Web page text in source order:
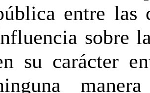
entre las
sobre
su carácter